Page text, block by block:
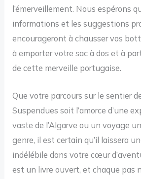
l’émerveillement. Nous espérons
informations et les suggestions
encourageront à chausser vos
à emporter votre sac à dos et à
de cette merveille portugaise.
Que votre parcours sur le sentier
Suspendues soit l’amorce d’une
vaste de l’Algarve ou un voyage
genre, il est certain qu’il laissera
indélébile dans votre cœur
est un livre ouvert, et chaque pas